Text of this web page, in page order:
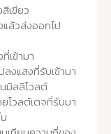
เขียว
แล้วส่งออกไป
เข้ามา
งแสงที่รับเข้ามา
มิลลิโวลต์
วลต์เตจที่รับมา